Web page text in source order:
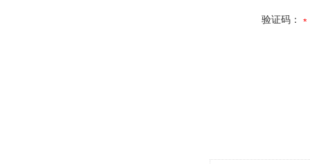
验证码：